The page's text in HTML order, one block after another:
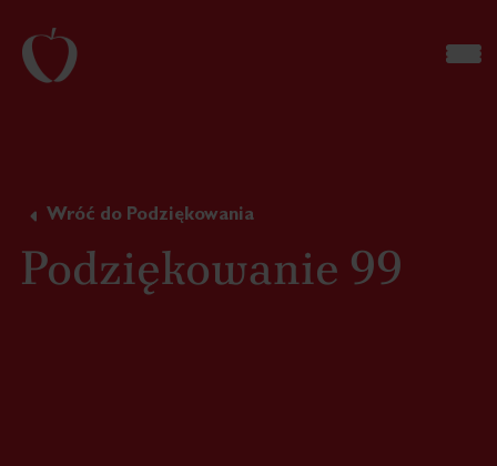
Wróć do Podziękowania
Podziękowanie 99